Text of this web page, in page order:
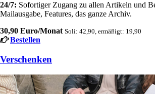
24/7: Sofortiger Zugang zu allen Artikeln und
Mailausgabe, Features, das ganze Archiv.
30,90 Euro/Monat Soli: 42,90, ermäßigt: 19,90
Bestellen
Verschenken